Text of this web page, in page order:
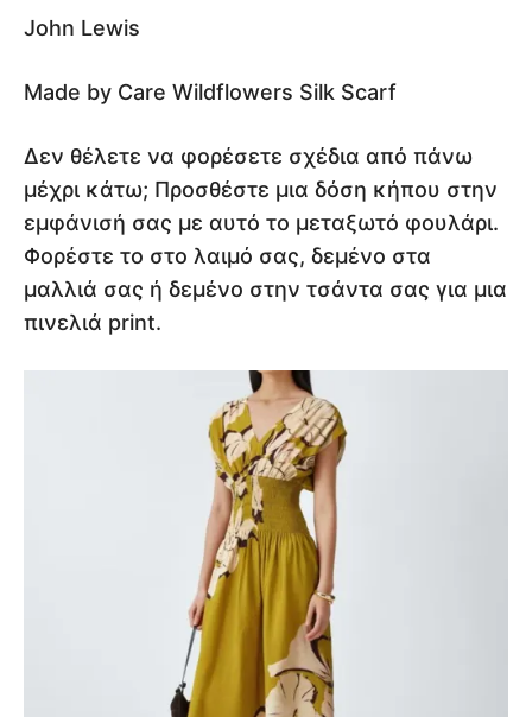
John Lewis
Made by Care Wildflowers Silk Scarf
Δεν θέλετε να φορέσετε σχέδια από πάνω
μέχρι κάτω; Προσθέστε μια δόση κήπου στην
εμφάνισή σας με αυτό το μεταξωτό φουλάρι.
Φορέστε το στο λαιμό σας, δεμένο στα
μαλλιά σας ή δεμένο στην τσάντα σας για μια
πινελιά print.